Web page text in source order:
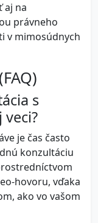
aj na
právneho
v mimosúdnych
s
je čas často
konzultáciu
hovoru, vďaka
ako vo vašom